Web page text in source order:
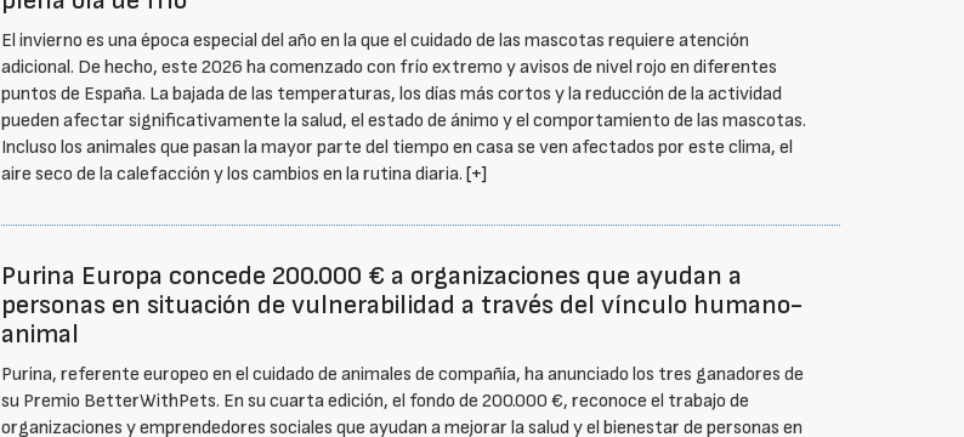
El invierno es una época especial del año en la que el cuidado de las mascotas requiere atención
adicional. De hecho, este 2026 ha comenzado con frío extremo y avisos de nivel rojo en diferentes
puntos de España. La bajada de las temperaturas, los días más cortos y la reducción de la actividad
pueden afectar significativamente la salud, el estado de ánimo y el comportamiento de las mascotas.
Incluso los animales que pasan la mayor parte del tiempo en casa se ven afectados por este clima, el
aire seco de la calefacción y los cambios en la rutina diaria.[+]
Purina Europa concede 200.000 € a organizaciones que ayudan a
personas en situación de vulnerabilidad a través del vínculo humano-
animal
Purina, referente europeo en el cuidado de animales de compañía, ha anunciado los tres ganadores de
su Premio BetterWithPets. En su cuarta edición, el fondo de 200.000 €, reconoce el trabajo de
organizaciones y emprendedores sociales que ayudan a mejorar la salud y el bienestar de personas en